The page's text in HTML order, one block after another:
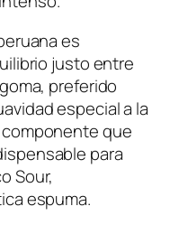
es
justo entre
preferido
especial a la
componente que
para
Sour,
espuma.